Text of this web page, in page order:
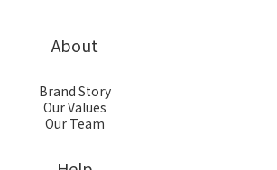
About
Brand Story
Our Values
Our Team